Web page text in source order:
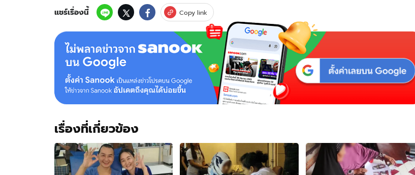
แชร์เรื่องนี้ Copy link
เรื่องที่เกี่ยวข้อง